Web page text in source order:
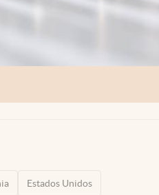
Estados Unidos